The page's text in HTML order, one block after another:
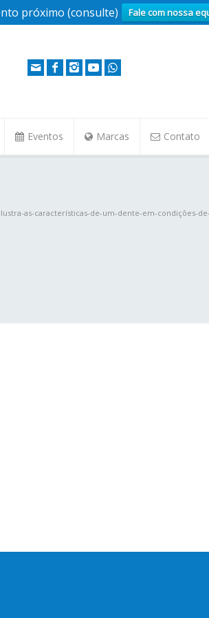
próximo (consulte) Fale com nossa
Eventos Marcas Contato
as-características-de-um-dente-em-condições-